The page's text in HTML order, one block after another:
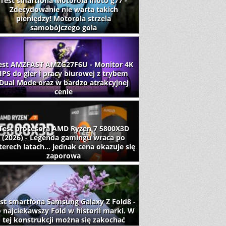
Zdecydowanie nie warta takich
pieniędzy! Motorola strzela
samobójczego gola
AMZFAST AMZG27F6U - Monitor 4K
do gier i pracy biurowej z trybem
Mode oraz w bardzo atrakcyjnej
cenie
procesora AMD Ryzen 7 5800X3D
(2026) - Legenda gamingu wraca po
latach... jednak cena okazuje się
zaporowa
smartfona Samsung Galaxy Z Fold8 -
najciekawszy Fold w historii marki. W
tej konstrukcji można się zakochać